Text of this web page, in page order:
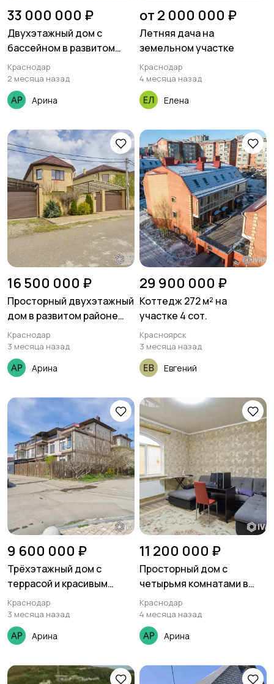
33 000 000 ₽
Двухэтажный дом с
бассейном в развитом
районе Краснодара
Краснодар
2 месяца назад
Арина
от 2 000 000 ₽
Летняя дача на
земельном участке
Краснодар
4 месяца назад
Елена
16 500 000 ₽
Просторный двухэтажный
дом в развитом районе
Краснодара
Краснодар
3 месяца назад
Арина
29 900 000 ₽
Коттедж 272 м² на
участке 4 сот.
Красноярск
3 месяца назад
Евгений
9 600 000 ₽
Трёхэтажный дом с
террасой и красивым
видом в развитом районе
Краснодара
Краснодар
3 месяца назад
Арина
11 200 000 ₽
Просторный дом с
четырьмя комнатами в
развитом районе
Краснодара
Краснодар
4 месяца назад
Арина